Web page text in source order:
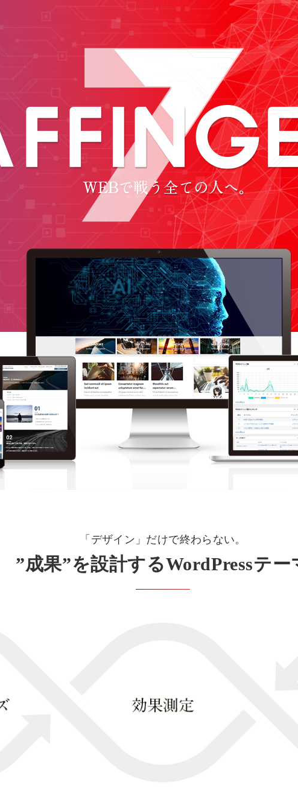
「デザイン」だけで終わらない。
”成果”を設計するWordPressテー